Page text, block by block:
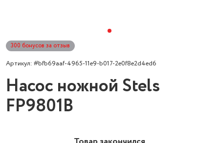
300 бонусов за отзыв
Артикул: #bfb69aaf-4965-11e9-b017-2e0f8e2d4ed6
Насос ножной Stels
FP9801B